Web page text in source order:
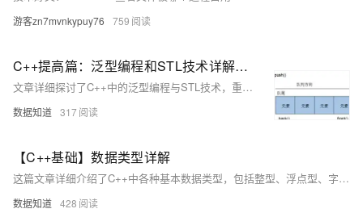
游客zn7mvnkypuy76 759
C++提高篇：泛型编程和STL技术详解，探讨C++更深层的使用
文章详细探讨了C++中的泛型编程与STL技术，重点讲解了如何使用模板来创建通用的函数和类，以及模板在提高代码复用性和灵活性方面的作用。
数据知道 317
【C++基础】数据类型详解
这篇文章详细介绍了C++中各种基本数据类型，包括整型、浮点型、字符型、字符串型和布尔型，以及它们的使用方式和范围。
数据知道 428